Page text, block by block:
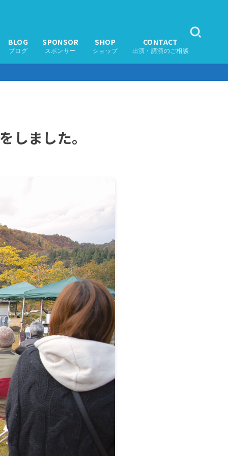
BLOG
ブログ
SPONSOR
スポンサー
SHOP
ショップ
CONTACT
出演・講演のご相談
しました。